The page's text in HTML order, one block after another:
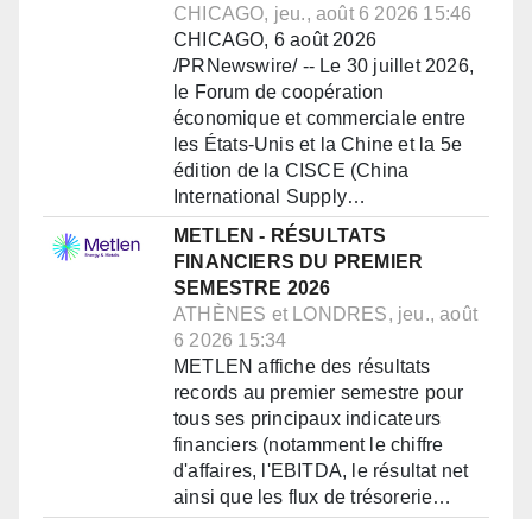
CHICAGO, jeu., août 6 2026 15:46
CHICAGO, 6 août 2026
/PRNewswire/ -- Le 30 juillet 2026,
le Forum de coopération
économique et commerciale entre
les États-Unis et la Chine et la 5e
édition de la CISCE (China
International Supply…
METLEN - RÉSULTATS
FINANCIERS DU PREMIER
SEMESTRE 2026
ATHÈNES et LONDRES, jeu., août
6 2026 15:34
METLEN affiche des résultats
records au premier semestre pour
tous ses principaux indicateurs
financiers (notamment le chiffre
d'affaires, l'EBITDA, le résultat net
ainsi que les flux de trésorerie…